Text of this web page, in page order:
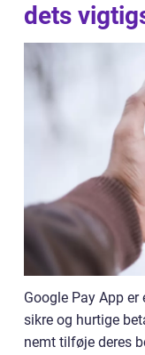
dets
Google Pay App
sikre og hurtige
nemt tilføje deres